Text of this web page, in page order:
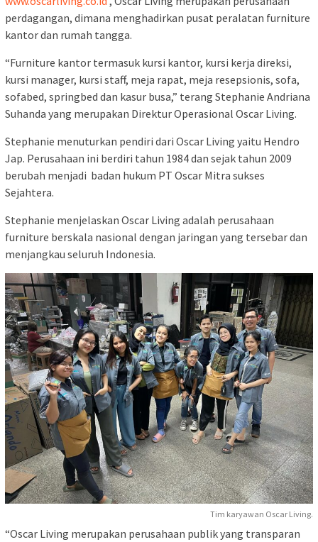
perdagangan, dimana menghadirkan pusat peralatan furniture
kantor dan rumah tangga.
“Furniture kantor termasuk kursi kantor, kursi kerja direksi,
kursi manager, kursi staff, meja rapat, meja resepsionis, sofa,
sofabed, springbed dan kasur busa,” terang Stephanie Andriana
Suhanda yang merupakan Direktur Operasional Oscar Living.
Stephanie menuturkan pendiri dari Oscar Living yaitu Hendro
Jap. Perusahaan ini berdiri tahun 1984 dan sejak tahun 2009
berubah menjadi badan hukum PT Oscar Mitra sukses
Sejahtera.
Stephanie menjelaskan Oscar Living adalah perusahaan
furniture berskala nasional dengan jaringan yang tersebar dan
menjangkau seluruh Indonesia.
Tim karyawan Oscar Living.
“Oscar Living merupakan perusahaan publik yang transparan